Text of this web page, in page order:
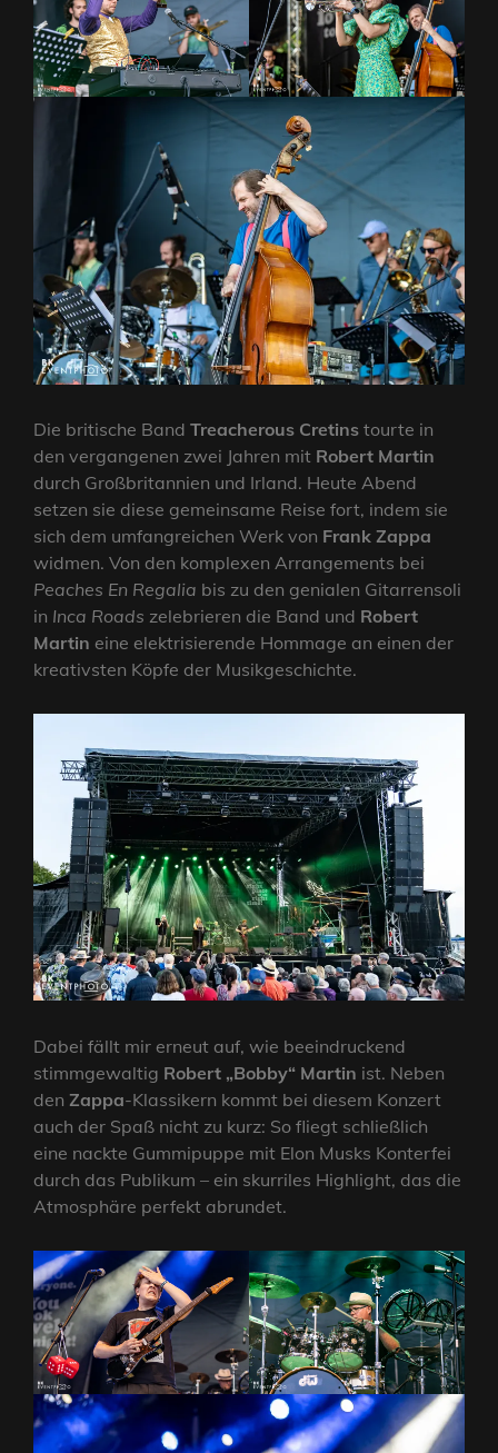
Die britische Band Treacherous Cretins tourte in
den vergangenen zwei Jahren mit Robert Martin
durch Großbritannien und Irland. Heute Abend
setzen sie diese gemeinsame Reise fort, indem sie
sich dem umfangreichen Werk von Frank Zappa
widmen. Von den komplexen Arrangements bei
Peaches En Regalia bis zu den genialen Gitarrensoli
in Inca Roads zelebrieren die Band und Robert
Martin eine elektrisierende Hommage an einen der
kreativsten Köpfe der Musikgeschichte.
Dabei fällt mir erneut auf, wie beeindruckend
stimmgewaltig Robert „Bobby“ Martin ist. Neben
den Zappa-Klassikern kommt bei diesem Konzert
auch der Spaß nicht zu kurz: So fliegt schließlich
eine nackte Gummipuppe mit Elon Musks Konterfei
durch das Publikum – ein skurriles Highlight, das die
Atmosphäre perfekt abrundet.